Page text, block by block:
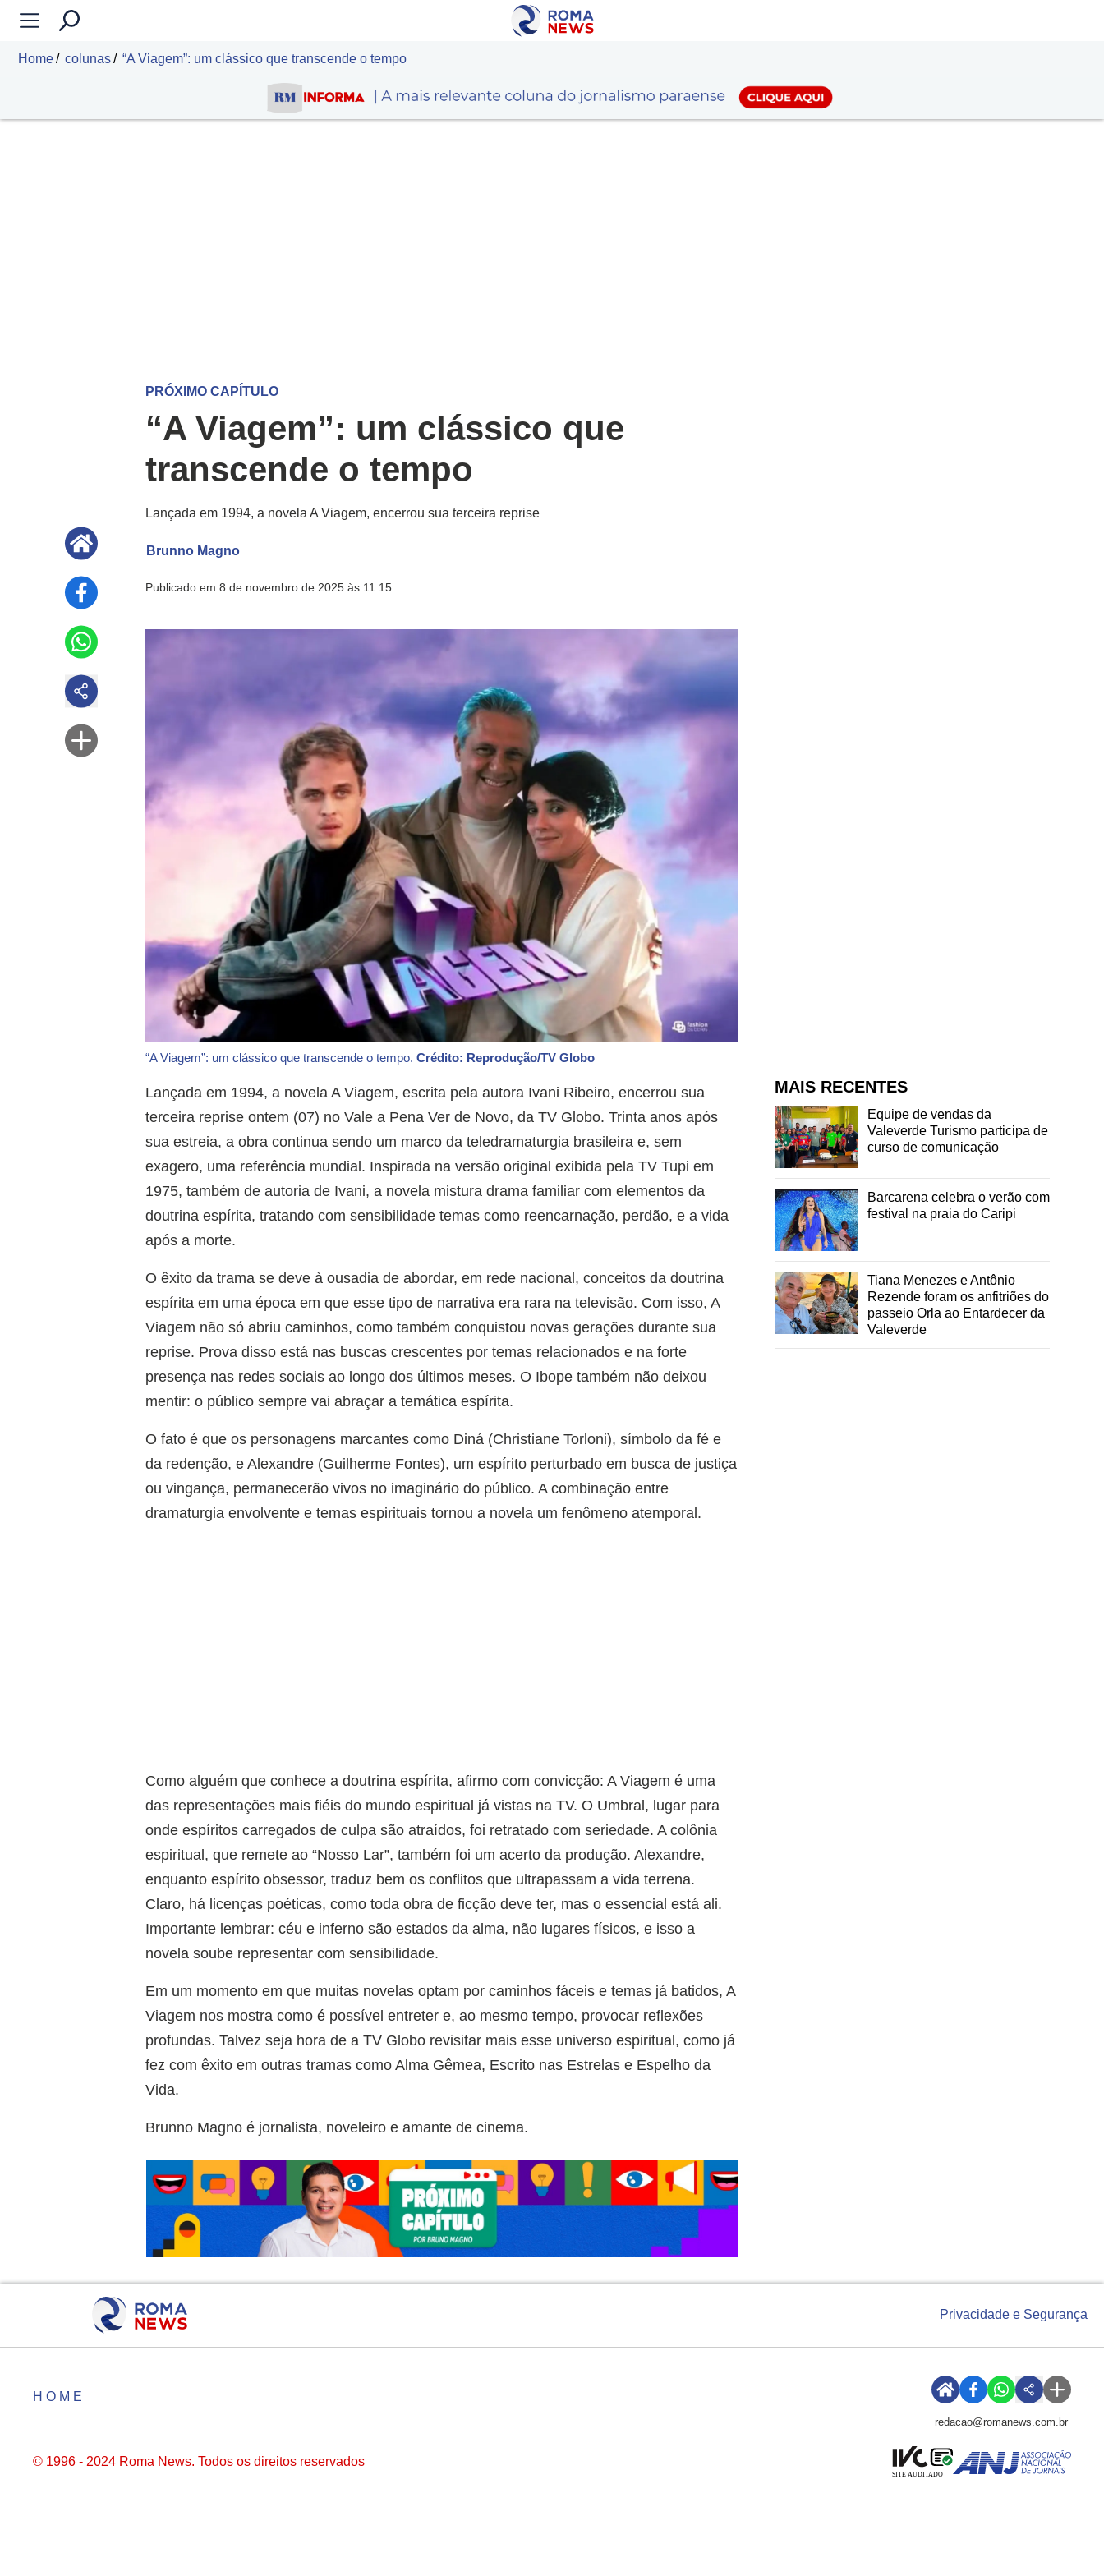
Home colunas “A Viagem”: um clássico que transcende o tempo
PRÓXIMO CAPÍTULO
“A Viagem”: um clássico que
transcende o tempo
Lançada em 1994, a novela A Viagem, encerrou sua terceira reprise
Brunno Magno
Publicado em 8 de novembro de 2025 às 11:15
“A Viagem”: um clássico que transcende o tempo.Crédito: Reprodução/TV Globo
Lançada em 1994, a novela A Viagem, escrita pela autora Ivani Ribeiro, encerrou sua
terceira reprise ontem (07) no Vale a Pena Ver de Novo, da TV Globo. Trinta anos após
sua estreia, a obra continua sendo um marco da teledramaturgia brasileira e, sem
exagero, uma referência mundial. Inspirada na versão original exibida pela TV Tupi em
1975, também de autoria de Ivani, a novela mistura drama familiar com elementos da
doutrina espírita, tratando com sensibilidade temas como reencarnação, perdão, e a vida
após a morte.
O êxito da trama se deve à ousadia de abordar, em rede nacional, conceitos da doutrina
espírita em uma época em que esse tipo de narrativa era rara na televisão. Com isso, A
Viagem não só abriu caminhos, como também conquistou novas gerações durante sua
reprise. Prova disso está nas buscas crescentes por temas relacionados e na forte
presença nas redes sociais ao longo dos últimos meses. O Ibope também não deixou
mentir: o público sempre vai abraçar a temática espírita.
O fato é que os personagens marcantes como Diná (Christiane Torloni), símbolo da fé e
da redenção, e Alexandre (Guilherme Fontes), um espírito perturbado em busca de justiça
ou vingança, permanecerão vivos no imaginário do público. A combinação entre
dramaturgia envolvente e temas espirituais tornou a novela um fenômeno atemporal.
Como alguém que conhece a doutrina espírita, afirmo com convicção: A Viagem é uma
das representações mais fiéis do mundo espiritual já vistas na TV. O Umbral, lugar para
onde espíritos carregados de culpa são atraídos, foi retratado com seriedade. A colônia
espiritual, que remete ao “Nosso Lar”, também foi um acerto da produção. Alexandre,
enquanto espírito obsessor, traduz bem os conflitos que ultrapassam a vida terrena.
Claro, há licenças poéticas, como toda obra de ficção deve ter, mas o essencial está ali.
Importante lembrar: céu e inferno são estados da alma, não lugares físicos, e isso a
novela soube representar com sensibilidade.
Em um momento em que muitas novelas optam por caminhos fáceis e temas já batidos, A
Viagem nos mostra como é possível entreter e, ao mesmo tempo, provocar reflexões
profundas. Talvez seja hora de a TV Globo revisitar mais esse universo espiritual, como já
fez com êxito em outras tramas como Alma Gêmea, Escrito nas Estrelas e Espelho da
Vida.
Brunno Magno é jornalista, noveleiro e amante de cinema.
MAIS RECENTES
Equipe de vendas da
Valeverde Turismo participa de
curso de comunicação
Barcarena celebra o verão com
festival na praia do Caripi
Tiana Menezes e Antônio
Rezende foram os anfitriões do
passeio Orla ao Entardecer da
Valeverde
Privacidade e Segurança
HOME
redacao@romanews.com.br
© 1996 - 2024 Roma News. Todos os direitos reservados
SITE AUDITADO